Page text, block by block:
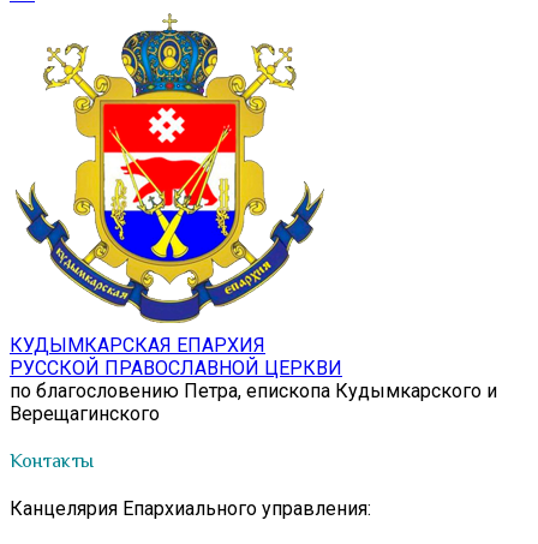
КУДЫМКАРСКАЯ ЕПАРХИЯ
РУССКОЙ ПРАВОСЛАВНОЙ ЦЕРКВИ
по благословению Петра, епископа Кудымкарского и
Верещагинского
Контакты
Канцелярия Епархиального управления: